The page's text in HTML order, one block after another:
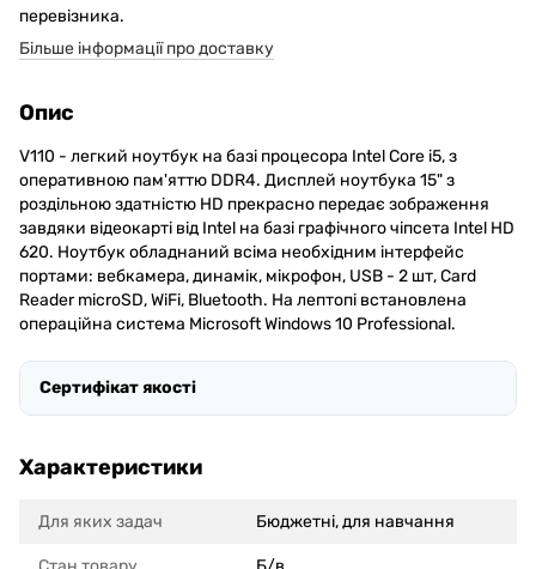
перевізника.
Більше інформації про доставку
Опис
V110 - легкий ноутбук на базі процесора Intel Core i5, з
оперативною пам'яттю DDR4. Дисплей ноутбука 15" з
роздільною здатністю HD прекрасно передає зображення
завдяки відеокарті від Intel на базі графічного чіпсета Intel HD
620. Ноутбук обладнаний всіма необхідним інтерфейс
портами: вебкамера, динамік, мікрофон, USB - 2 шт, Card
Reader microSD, WiFi, Bluetooth. На лептопі встановлена
операційна система Microsoft Windows 10 Professional.
Сертифікат якості
Характеристики
Для яких задач Бюджетні, для навчання